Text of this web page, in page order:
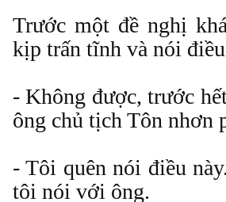
Trước một đề nghị
kịp trấn tĩnh và nói
- Không được, trước
ông chủ tịch Tôn nhơn
- Tôi quên nói điều
tôi nói với ông.